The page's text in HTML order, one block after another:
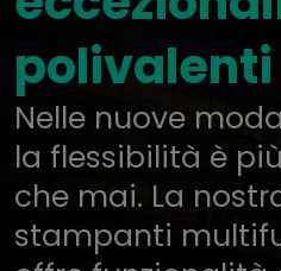
polivalenti
Nelle nuove
la flessibilità è
che mai. La
stampanti